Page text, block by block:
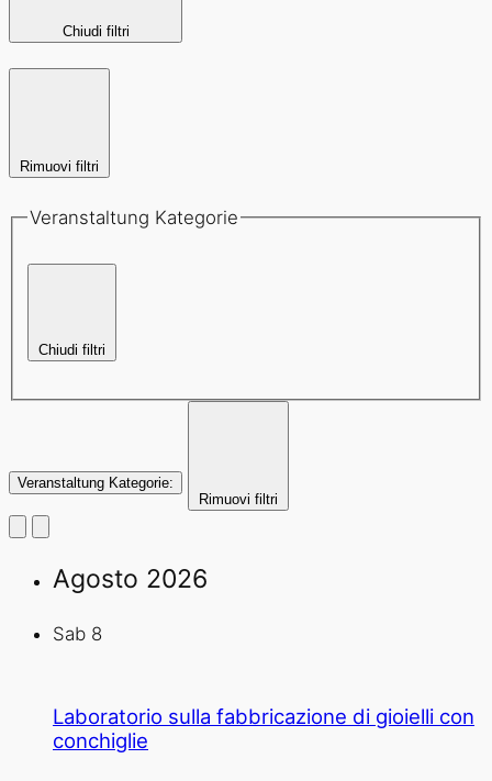
Chiudi filtri
Rimuovi filtri
Veranstaltung Kategorie
Chiudi filtri
Veranstaltung Kategorie:
Rimuovi filtri
Agosto 2026
Sab 8
Laboratorio sulla fabbricazione di gioielli con
conchiglie